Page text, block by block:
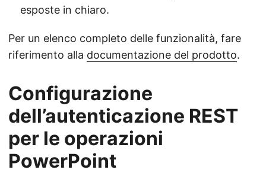
esposte in chiaro.
Per un elenco completo delle funzionalità, fare
riferimento alla documentazione del prodotto.
Configurazione
dell’autenticazione REST
per le operazioni
PowerPoint